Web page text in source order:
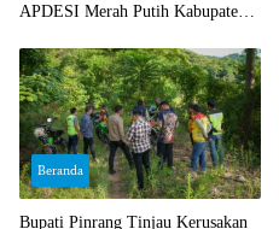
APDESI Merah Putih Kabupaten
Beranda
Bupati Pinrang Tinjau Kerusakan